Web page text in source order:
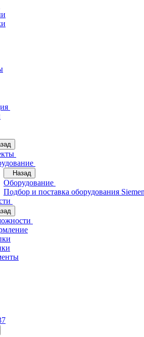
Назад
Оборудование
Подбор и поставка оборудования